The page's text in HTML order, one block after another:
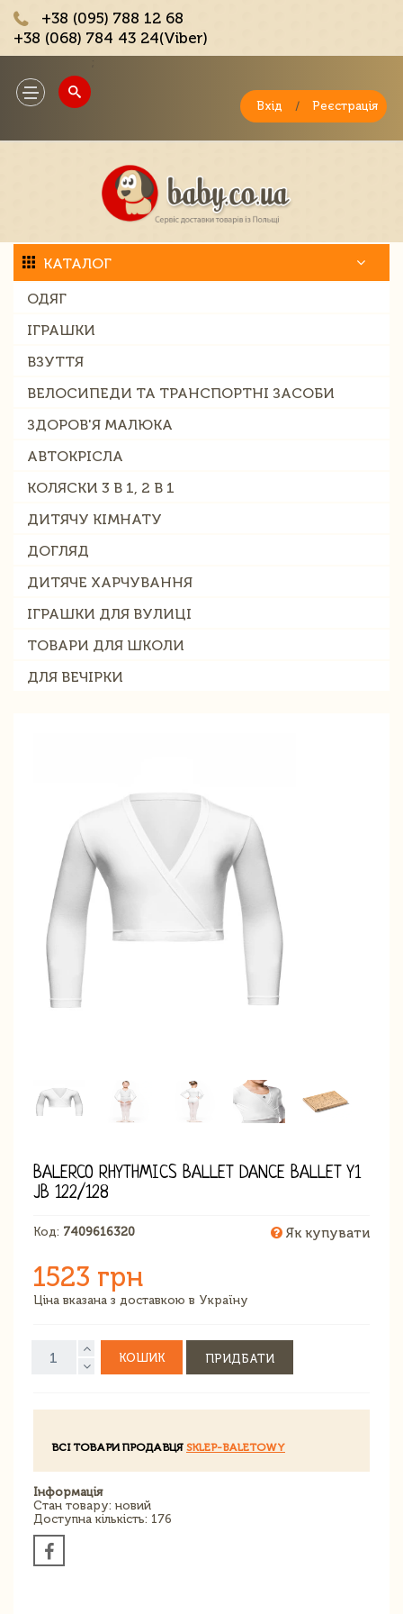
+38 (095) 788 12 68
+38 (068) 784 43 24(Viber)
Toggle
navigation
Вхід / Реєстрація
КАТАЛОГ
ОДЯГ
ІГРАШКИ
ВЗУТТЯ
ВЕЛОСИПЕДИ ТА ТРАНСПОРТНІ ЗАСОБИ
ЗДОРОВ'Я МАЛЮКА
АВТОКРІСЛА
КОЛЯСКИ 3 В 1, 2 В 1
ДИТЯЧУ КІМНАТУ
ДОГЛЯД
ДИТЯЧЕ ХАРЧУВАННЯ
ІГРАШКИ ДЛЯ ВУЛИЦІ
ТОВАРИ ДЛЯ ШКОЛИ
ДЛЯ ВЕЧІРКИ
BALERCO RHYTHMICS BALLET DANCE BALLET Y1
JB 122/128
Код: 7409616320 Як купувати
1523 грн
Ціна вказана з доставкою в Україну
КОШИК ПРИДБАТИ
ВСІ ТОВАРИ ПРОДАВЦЯ SKLEP-BALETOWY
Інформація
Стан товару: новий
Доступна кількість: 176